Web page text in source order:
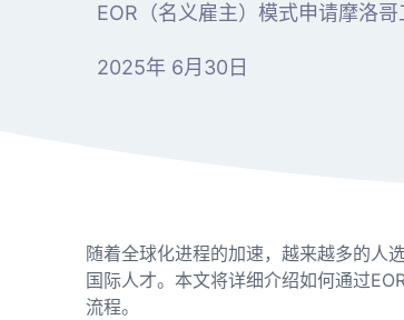
EOR（名义雇主）模式申请摩洛
2025年 6月30日
随着全球化进程的加速，越来越多的人
国际人才。本文将详细介绍如何通过
流程。